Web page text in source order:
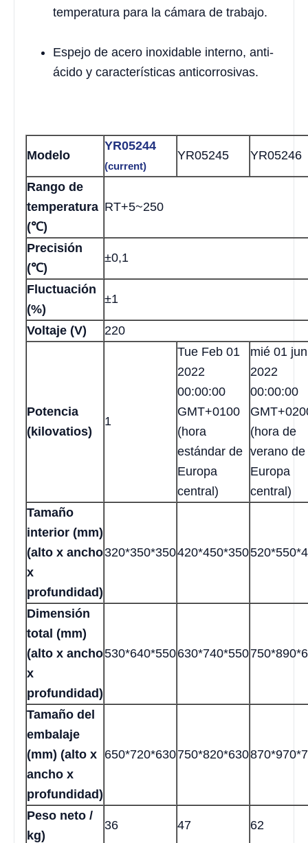
temperatura para la cámara de trabajo.
Espejo de acero inoxidable interno, anti-
ácido y características anticorrosivas.
Modelo
YR05244
(current)
YR05245 YR05246
Rango de
temperatura
(℃)
RT+5~250
Precisión
(℃)
±0,1
Fluctuación
(%)
±1
Voltaje (V) 220
Potencia
(kilovatios)
1
Tue Feb 01
2022
00:00:00
GMT+0100
(hora
estándar de
Europa
central)
mié 01 jun
2022
00:00:00
(hora de
verano de
Europa
central)
Tamaño
interior (mm)
(alto x ancho
x
profundidad)
320*350*350420*450*350
Dimensión
total (mm)
(alto x ancho
x
profundidad)
530*640*550630*740*550
Tamaño del
embalaje
(mm) (alto x
ancho x
profundidad)
650*720*630750*820*630
Peso neto /
kg)
36 47 62